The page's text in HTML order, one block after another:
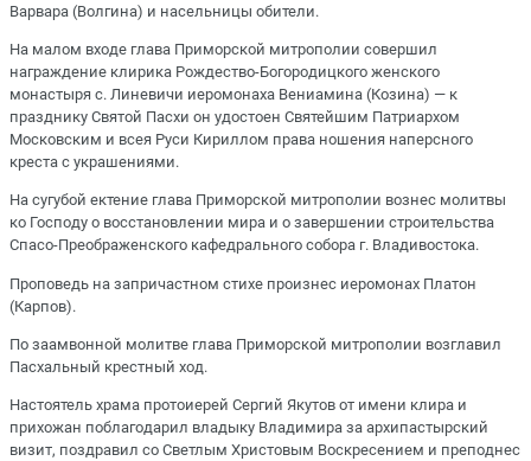
Варвара (Волгина) и насельницы обители.
На малом входе глава Приморской митрополии совершил
награждение клирика Рождество-Богородицкого женского
монастыря с. Линевичи иеромонаха Вениамина (Козина) — к
празднику Святой Пасхи он удостоен Святейшим Патриархом
Московским и всея Руси Кириллом права ношения наперсного
креста с украшениями.
На сугубой ектение глава Приморской митрополии вознес молитвы
ко Господу о восстановлении мира и о завершении строительства
Спасо-Преображенского кафедрального собора г. Владивостока.
Проповедь на запричастном стихе произнес иеромонах Платон
(Карпов).
По заамвонной молитве глава Приморской митрополии возглавил
Пасхальный крестный ход.
Настоятель храма протоиерей Сергий Якутов от имени клира и
прихожан поблагодарил владыку Владимира за архипастырский
визит, поздравил со Светлым Христовым Воскресением и преподнес